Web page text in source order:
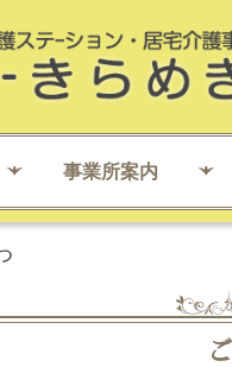
事業所案内